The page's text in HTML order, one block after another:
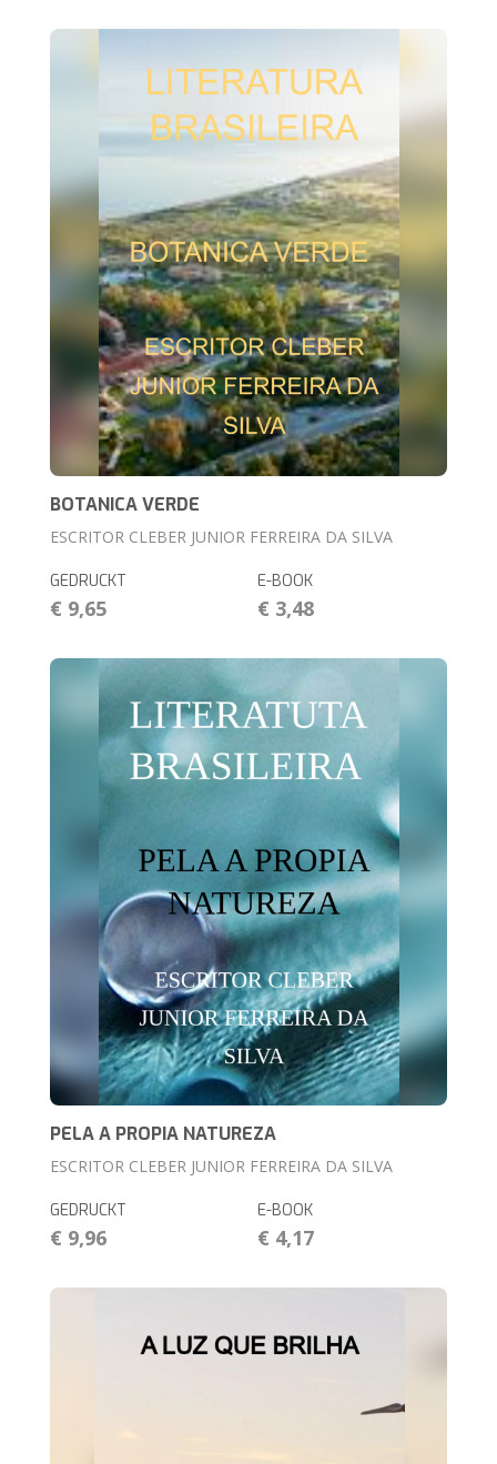
BOTANICA VERDE
ESCRITOR CLEBER JUNIOR FERREIRA DA SILVA
GEDRUCKT
€ 9,65
E-BOOK
€ 3,48
PELA A PROPIA NATUREZA
ESCRITOR CLEBER JUNIOR FERREIRA DA SILVA
GEDRUCKT
€ 9,96
E-BOOK
€ 4,17